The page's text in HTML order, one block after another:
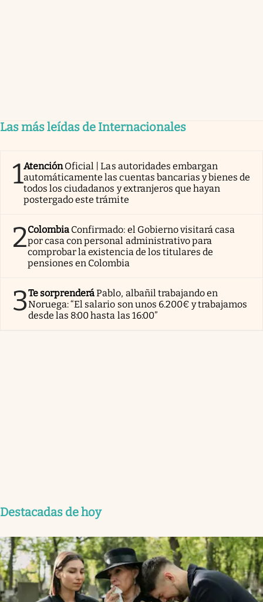
Las más leídas de Internacionales
1AtenciónOficial | Las autoridades embargan
automáticamente las cuentas bancarias y bienes de
todos los ciudadanos y extranjeros que hayan
postergado este trámite
2Colombia Confirmado: el Gobierno visitará casa
por casa con personal administrativo para
comprobar la existencia de los titulares de
pensiones en Colombia
3Te sorprenderáPablo, albañil trabajando en
Noruega: “El salario son unos 6.200€ y trabajamos
desde las 8:00 hasta las 16:00”
Destacadas de hoy